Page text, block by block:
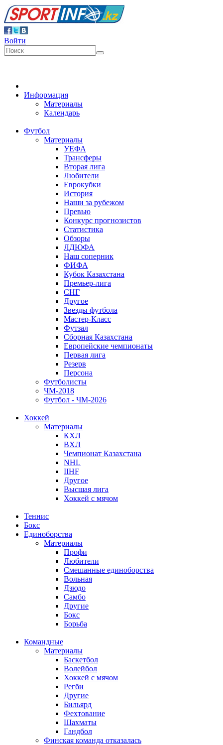
Войти
Информация
Материалы
Календарь
Футбол
Материалы
УЕФА
Трансферы
Вторая лига
Любители
Еврокубки
История
Наши за рубежом
Превью
Конкурс прогнозистов
Статистика
Обзоры
ЛДЮФА
Наш соперник
ФИФА
Кубок Казахстана
Премьер-лига
СНГ
Другое
Звезды футбола
Мастер-Класс
Футзал
Сборная Казахстана
Европейские чемпионаты
Первая лига
Резерв
Персона
Футболисты
ЧМ-2018
Футбол - ЧМ-2026
Хоккей
Материалы
КХЛ
ВХЛ
Чемпионат Казахстана
NHL
IIHF
Другое
Высшая лига
Хоккей с мячом
Теннис
Бокс
Единоборства
Материалы
Профи
Любители
Смешанные единоборства
Вольная
Дзюдо
Самбо
Другие
Бокс
Борьба
Командные
Материалы
Баскетбол
Волейбол
Хоккей с мячом
Регби
Другие
Бильярд
Фехтование
Шахматы
Гандбол
Финская команда отказалась